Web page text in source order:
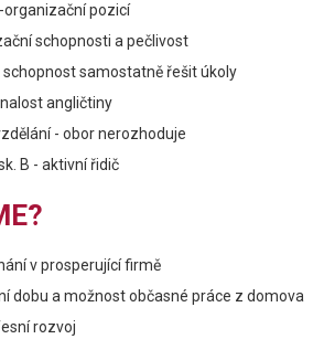
pozicí
schopnosti a pečlivost
samostatně řešit úkoly
angličtiny
- obor nerozhoduje
B - aktivní řidič
v prosperující firmě
dobu a možnost občasné práce z domova
rozvoj